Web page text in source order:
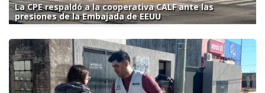
La CPE respaldó a la cooperativa CALF ante las
presiones de la Embajada de EEUU